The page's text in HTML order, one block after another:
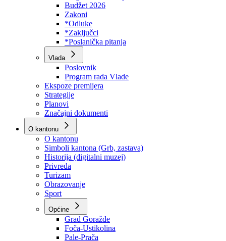
Skupština
Poslovnik
Program rada Skupštine
Budžet 2026
Zakoni
*Odluke
*Zaključci
*Poslanička pitanja
Vlada
Poslovnik
Program rada Vlade
Ekspoze premijera
Strategije
Planovi
Značajni dokumenti
O kantonu
O kantonu
Simboli kantona (Grb, zastava)
Historija (digitalni muzej)
Privreda
Turizam
Obrazovanje
Sport
Općine